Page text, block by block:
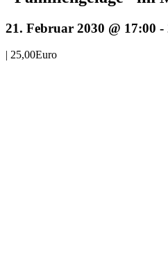
21. Februar 2030 @ 17:00 -
| 25,00Euro